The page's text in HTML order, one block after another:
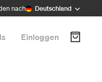
nach Deutschland
Einloggen